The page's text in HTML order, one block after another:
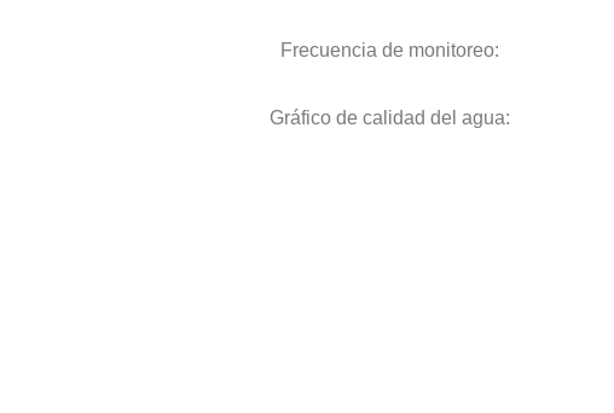
Frecuencia de monitoreo:
Gráfico de calidad del agua: